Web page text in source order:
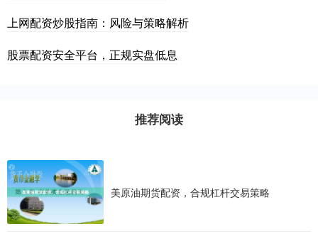
上网配资炒股指南：风险与策略解析
股票配资安全平台，正规实盘低息
推荐阅读
美原油期货配资，合规杠杆交易策略